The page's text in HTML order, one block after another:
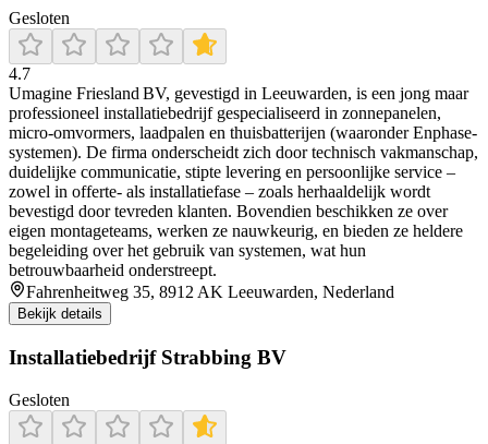
Gesloten
4.7
Umagine Friesland BV, gevestigd in Leeuwarden, is een jong maar
professioneel installatiebedrijf gespecialiseerd in zonnepanelen,
micro‑omvormers, laadpalen en thuisbatterijen (waaronder Enphase-
systemen). De firma onderscheidt zich door technisch vakmanschap,
duidelijke communicatie, stipte levering en persoonlijke service –
zowel in offerte- als installatiefase – zoals herhaaldelijk wordt
bevestigd door tevreden klanten. Bovendien beschikken ze over
eigen montageteams, werken ze nauwkeurig, en bieden ze heldere
begeleiding over het gebruik van systemen, wat hun
betrouwbaarheid onderstreept.
Fahrenheitweg 35, 8912 AK Leeuwarden, Nederland
Bekijk details
Installatiebedrijf Strabbing BV
Gesloten